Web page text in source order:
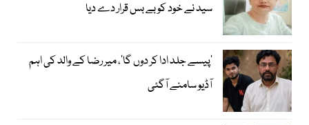
سید نے خود کو بے بس قرار دے دیا
’پیسے جلد ادا کر دوں گا‘، میر رضا کے والد کی اہم
آڈیو سامنے آگئی